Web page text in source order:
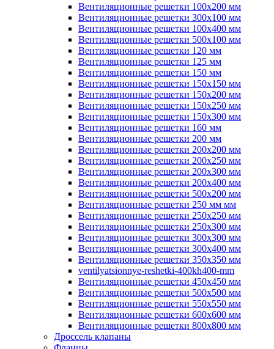
Вентиляционные решетки 100х200 мм
Вентиляционные решетки 300х100 мм
Вентиляционные решетки 100х400 мм
Вентиляционные решетки 500х100 мм
Вентиляционные решетки 120 мм
Вентиляционные решетки 125 мм
Вентиляционные решетки 150 мм
Вентиляционные решетки 150х150 мм
Вентиляционные решетки 150х200 мм
Вентиляционные решетки 150х250 мм
Вентиляционные решетки 150х300 мм
Вентиляционные решетки 160 мм
Вентиляционные решетки 200 мм
Вентиляционные решетки 200х200 мм
Вентиляционные решетки 200х250 мм
Вентиляционные решетки 200х300 мм
Вентиляционные решетки 200х400 мм
Вентиляционные решетки 500х200 мм
Вентиляционные решетки 250 мм мм
Вентиляционные решетки 250х250 мм
Вентиляционные решетки 250х300 мм
Вентиляционные решетки 300х300 мм
Вентиляционные решетки 300х400 мм
Вентиляционные решетки 350х350 мм
ventilyatsionnye-reshetki-400kh400-mm
Вентиляционные решетки 450х450 мм
Вентиляционные решетки 500х500 мм
Вентиляционные решетки 550х550 мм
Вентиляционные решетки 600х600 мм
Вентиляционные решетки 800х800 мм
Дроссель клапаны